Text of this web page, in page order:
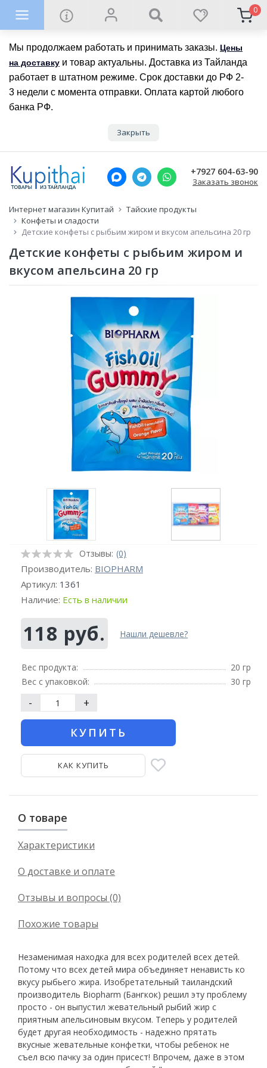
Мы продолжаем работать и принимать заказы. Цены
на доставку и товар актуальны. Доставка из Тайланда
работает в штатном режиме. Срок доставки до РФ 2-
3 недели с момента отправки. Оплата картой любого
банка РФ.
Закрыть
0
+7927 604-63-90
Заказать звонок
Интернет магазин Купитай
Тайские продукты
Конфеты и сладости
Детские конфеты с рыбьим жиром и вкусом апельсина 20 гр
Детские конфеты с рыбьим жиром и
вкусом апельсина 20 гр
Отзывы: (0)
Производитель: BIOPHARM
Артикул: 1361
Наличие: Есть в наличии
118 руб. Нашли дешевле?
Вес продукта:
20 гр
Вес с упаковкой:
30 гр
- +
КУПИТЬ
КАК КУПИТЬ
О товаре
Характеристики
О доставке и оплате
Отзывы и вопросы (0)
Похожие товары
Незаменимая находка для всех родителей всех детей.
Потому что всех детей мира объединяет ненависть ко
вкусу рыбьего жира. Изобретательный таиландский
производитель Biopharm (Бангкок) решил эту проблему
просто - он выпустил жевательный рыбий жир с
приятным апельсиновым вкусом. Теперь у родителей
будет другая необходимость - надежно прятать
вкусные жевательные конфетки, чтобы ребенок не
съел всю пачку за один присест! Впрочем, даже в этом